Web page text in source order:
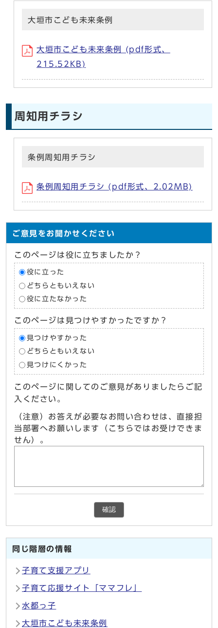
大垣市こども未来条例
大垣市こども未来条例 (pdf形式、
215.52KB)
周知用チラシ
条例周知用チラシ
条例周知用チラシ (pdf形式、2.02MB)
ご意見をお聞かせください
このページは役に立ちましたか？
役に立った
どちらともいえない
役に立たなかった
このページは見つけやすかったですか？
見つけやすかった
どちらともいえない
見つけにくかった
このページに関してのご意見がありましたらご記
入ください。
（注意）お答えが必要なお問い合わせは、直接担
当部署へお願いします（こちらではお受けできま
せん）。
確認
同じ階層の情報
子育て支援アプリ
子育て応援サイト「ママフレ」
水都っ子
大垣市こども未来条例